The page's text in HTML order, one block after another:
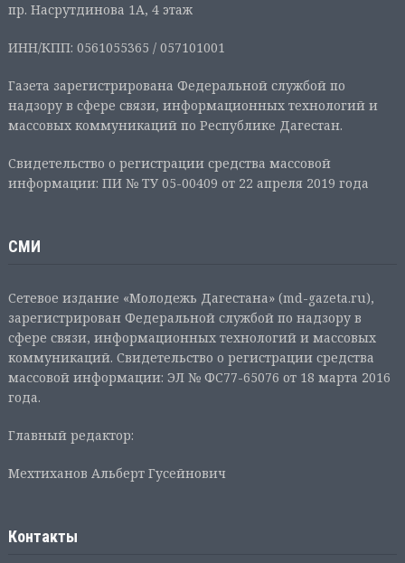
пр. Насрутдинова 1А, 4 этаж
ИНН/КПП: 0561055365 / 057101001
Газета зарегистрирована Федеральной службой по
надзору в сфере связи, информационных технологий и
массовых коммуникаций по Республике Дагестан.
Свидетельство о регистрации средства массовой
информации: ПИ № ТУ 05-00409 от 22 апреля 2019 года
СМИ
Сетевое издание «Молодежь Дагестана» (md-gazeta.ru),
зарегистрирован Федеральной службой по надзору в
сфере связи, информационных технологий и массовых
коммуникаций. Свидетельство о регистрации средства
массовой информации: ЭЛ № ФС77-65076 от 18 марта 2016
года.
Главный редактор:
Мехтиханов Альберт Гусейнович
Контакты